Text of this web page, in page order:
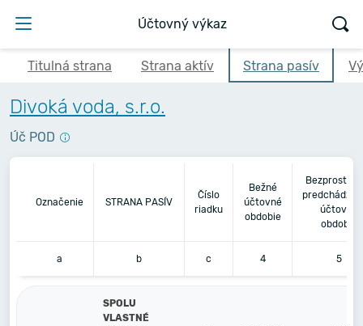
Účtovný výkaz
Titulná strana Strana aktív Strana pasív
Divoká voda, s.r.o.
Úč POD
Označenie STRANA PASÍV
Číslo
riadku
Bežné
účtovné
obdobie
účtovné
obdobie
a b c 4 5
SPOLU
VLASTNÉ